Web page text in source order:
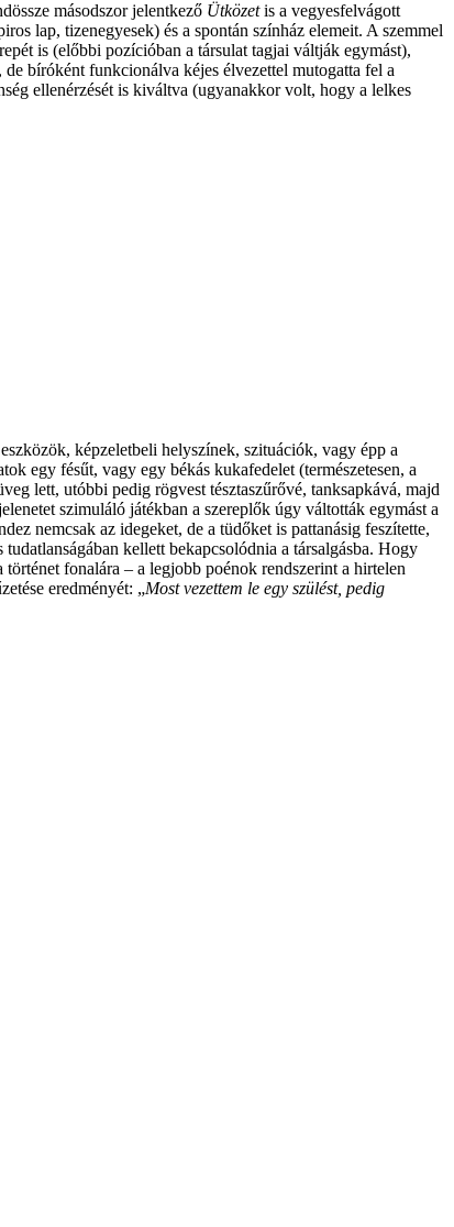
másodszor jelentkező Ütközetis a vegyesfelvágott
lap, tizenegyesek) és a spontán színház elemeit. A szemmel
is (előbbi pozícióban a társulat tagjai váltják egymást),
bíróként funkcionálva kéjes élvezettel mutogatta fel a
ellenérzését is kiváltva (ugyanakkor volt, hogy a lelkes
képzeletbeli helyszínek, szituációk, vagy épp a
egy fésűt, vagy egy békás kukafedelet (természetesen, a
lett, utóbbi pedig rögvest tésztaszűrővé, tanksapkává, majd
szimuláló játékban a szereplők úgy váltották egymást a
nemcsak az idegeket, de a tüdőket is pattanásig feszítette,
kellett bekapcsolódnia a társalgásba. Hogy
fonalára – a legjobb poénok rendszerint a hirtelen
eredményét: „Most vezettem le egy szülést, pedig